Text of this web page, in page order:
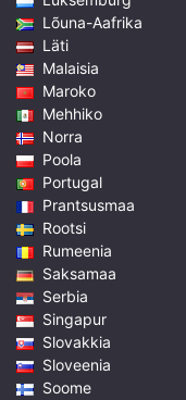
Lõuna-Aafrika
Läti
Malaisia
Maroko
Mehhiko
Norra
Poola
Portugal
Prantsusmaa
Rootsi
Rumeenia
Saksamaa
Serbia
Singapur
Slovakkia
Sloveenia
Soome